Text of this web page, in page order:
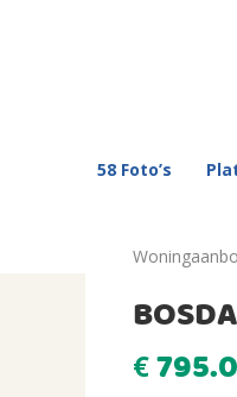
58 Foto’s
€